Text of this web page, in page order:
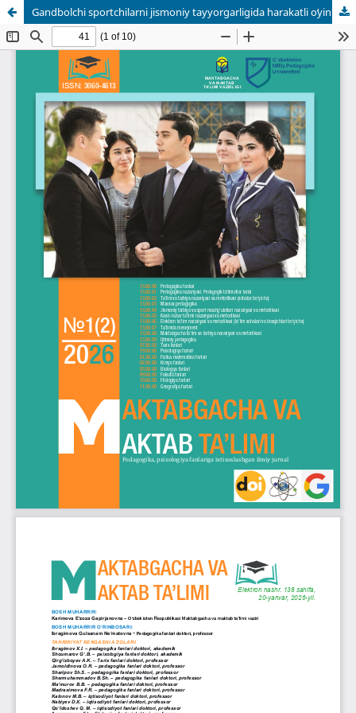
Gаndbоlchi spоrtchilаrni jismоniy tаyyоrgаrligidа hаrаkаtli оʻyinlаrning tаrbiyаviy rivоjlаntiruvchi vаzifаlаri